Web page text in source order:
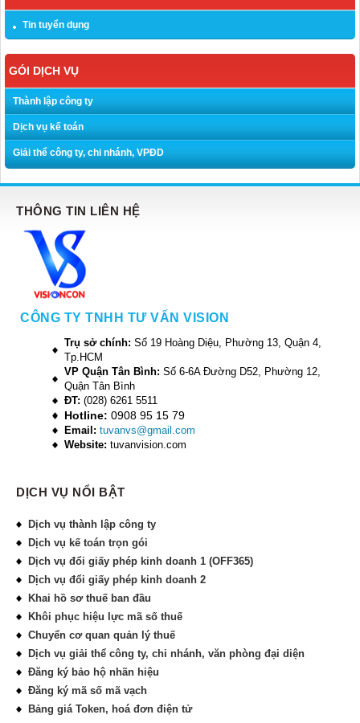
Tin tuyển dụng
GÓI DỊCH VỤ
Thành lập công ty
Dịch vụ kế toán
Giải thể công ty, chi nhánh, VPĐD
THÔNG TIN LIÊN HỆ
CÔNG TY TNHH TƯ VẤN VISION
Trụ sở chính: Số 19 Hoàng Diệu, Phường 13, Quận 4,
Tp.HCM
VP Quận Tân Bình: Số 6-6A Đường D52, Phường 12,
Quận Tân Bình
ĐT: (028) 6261 5511
Hotline: 0908 95 15 79
Email: tuvanvs@gmail.com
Website: tuvanvision.com
DỊCH VỤ NỔI BẬT
Dịch vụ thành lập công ty
Dịch vụ kế toán trọn gói
Dịch vụ đổi giấy phép kinh doanh 1 (OFF365)
Dịch vụ đổi giấy phép kinh doanh 2
Khai hồ sơ thuế ban đầu
Khôi phục hiệu lực mã số thuế
Chuyển cơ quan quản lý thuế
Dịch vụ giải thể công ty, chi nhánh, văn phòng đại diện
Đăng ký bảo hộ nhãn hiệu
Đăng ký mã số mã vạch
Bảng giá Token, hoá đơn điện tử